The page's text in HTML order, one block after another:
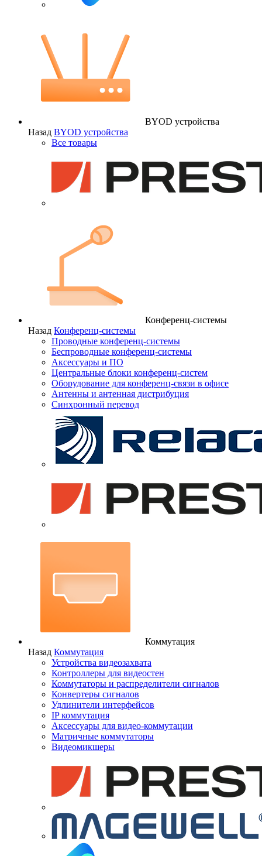
BYOD устройства
Назад BYOD устройства
Все товары
Конференц-системы
Назад Конференц-системы
Проводные конференц-системы
Беспроводные конференц-системы
Аксессуары и ПО
Центральные блоки конференц-систем
Оборудование для конференц-связи в офисе
Антенны и антенная дистрибуция
Синхронный перевод
Коммутация
Назад Коммутация
Устройства видеозахвата
Контроллеры для видеостен
Коммутаторы и распределители сигналов
Конвертеры сигналов
Удлинители интерфейсов
IP коммутация
Аксессуары для видео-коммутации
Матричные коммутаторы
Видеомикшеры